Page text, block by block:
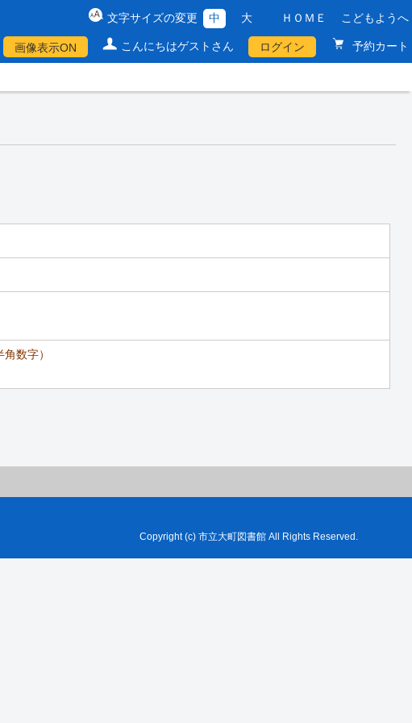
文字サイズの変更 中 大 ＨＯＭＥ こどもようへ
画像表示ON こんにちはゲストさん ログイン 予約カート
角数字）
Copyright (c) 市立大町図書館 All Rights Reserved.